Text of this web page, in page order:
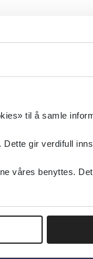
til å samle
gir verdifull
våres benyttes.